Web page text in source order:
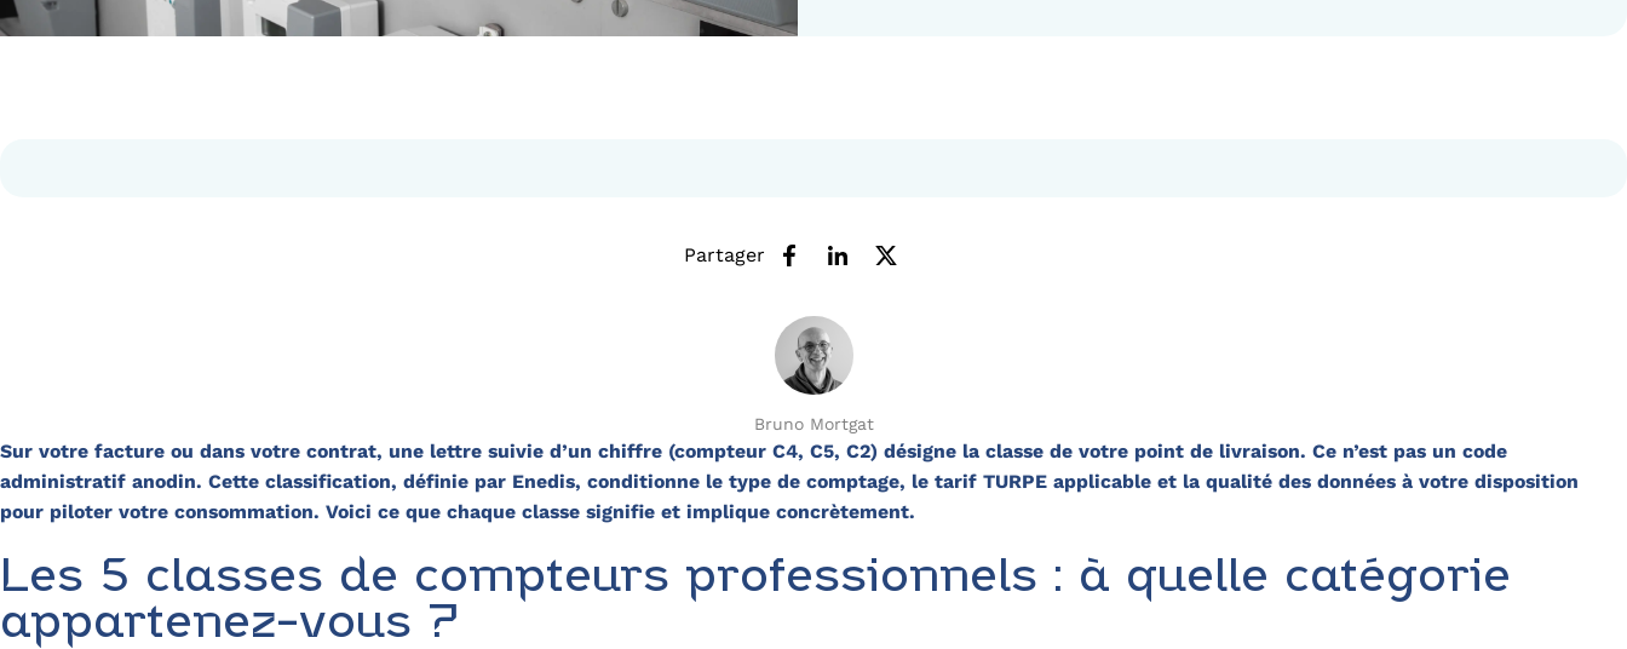
Partager
Bruno Mortgat
Sur votre facture ou dans votre contrat, une lettre suivie d’un chiffre (compteur C4, C5, C2) désigne la classe de votre point de livraison. Ce n’est pas un code
administratif anodin. Cette classification, définie par Enedis, conditionne le type de comptage, le tarif TURPE applicable et la qualité des données à votre disposition
pour piloter votre consommation. Voici ce que chaque classe signifie et implique concrètement.
Les 5 classes de compteurs professionnels : à quelle catégorie
appartenez-vous ?